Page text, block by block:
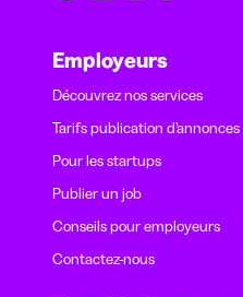
Employeurs
Découvrez nos services
Tarifs publication d’annonces
Pour les startups
Publier un job
Conseils pour employeurs
Contactez-nous